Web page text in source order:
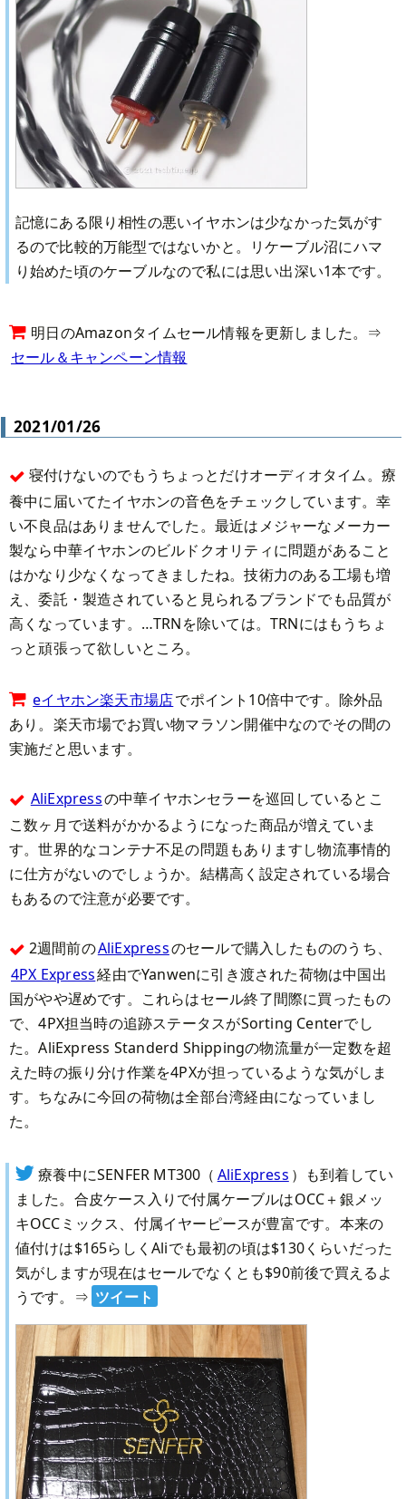
記憶にある限り相性の悪いイヤホンは少なかった気がす
るので比較的万能型ではないかと。リケーブル沼にハマ
り始めた頃のケーブルなので私には思い出深い1本です。
明日のAmazonタイムセール情報を更新しました。⇒
セール＆キャンペーン情報
2021/01/26
寝付けないのでもうちょっとだけオーディオタイム。療
養中に届いてたイヤホンの音色をチェックしています。幸
い不良品はありませんでした。最近はメジャーなメーカー
製なら中華イヤホンのビルドクオリティに問題があること
はかなり少なくなってきましたね。技術力のある工場も増
え、委託・製造されていると見られるブランドでも品質が
高くなっています。…TRNを除いては。TRNにはもうちょ
っと頑張って欲しいところ。
eイヤホン楽天市場店でポイント10倍中です。除外品
あり。楽天市場でお買い物マラソン開催中なのでその間の
実施だと思います。
AliExpressの中華イヤホンセラーを巡回しているとこ
こ数ヶ月で送料がかかるようになった商品が増えていま
す。世界的なコンテナ不足の問題もありますし物流事情的
に仕方がないのでしょうか。結構高く設定されている場合
もあるので注意が必要です。
2週間前のAliExpressのセールで購入したもののうち、
4PX Express経由でYanwenに引き渡された荷物は中国出
国がやや遅めです。これらはセール終了間際に買ったもの
で、4PX担当時の追跡ステータスがSorting Centerでし
た。AliExpress Standerd Shippingの物流量が一定数を超
えた時の振り分け作業を4PXが担っているような気がしま
す。ちなみに今回の荷物は全部台湾経由になっていまし
た。
療養中にSENFER MT300（ AliExpress ）も到着してい
ました。合皮ケース入りで付属ケーブルはOCC＋銀メッ
キOCCミックス、付属イヤーピースが豊富です。本来の
値付けは$165らしくAliでも最初の頃は$130くらいだった
気がしますが現在はセールでなくとも$90前後で買えるよ
うです。
⇒ ツイート